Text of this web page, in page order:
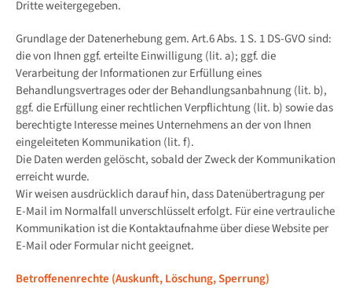
Dritte weitergegeben.
Grundlage der Datenerhebung gem. Art.6 Abs. 1 S. 1 DS-GVO sind:
die von Ihnen ggf. erteilte Einwilligung (lit. a); ggf. die
Verarbeitung der Informationen zur Erfüllung eines
Behandlungsvertrages oder der Behandlungsanbahnung (lit. b),
ggf. die Erfüllung einer rechtlichen Verpflichtung (lit. b) sowie das
berechtigte Interesse meines Unternehmens an der von Ihnen
eingeleiteten Kommunikation (lit. f).
Die Daten werden gelöscht, sobald der Zweck der Kommunikation
erreicht wurde.
Wir weisen ausdrücklich darauf hin, dass Datenübertragung per
E-Mail im Normalfall unverschlüsselt erfolgt. Für eine vertrauliche
Kommunikation ist die Kontaktaufnahme über diese Website per
E-Mail oder Formular nicht geeignet.
Betroffenenrechte (Auskunft, Löschung, Sperrung)